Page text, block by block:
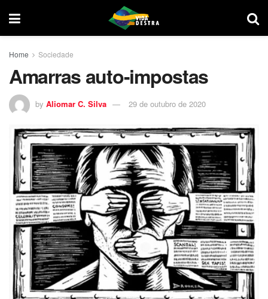
Home Sociedade
Amarras auto-impostas
by Aliomar C. Silva 29 de outubro de 2020